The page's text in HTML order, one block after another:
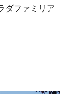
ダファミリア